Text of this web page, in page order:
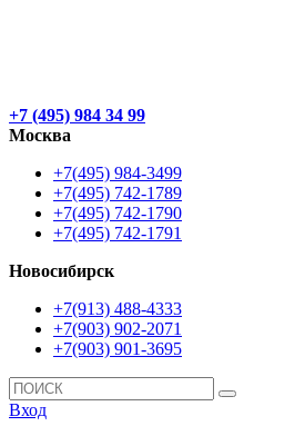
+7 (495) 984 34 99
Москва
+7(495) 984-3499
+7(495) 742-1789
+7(495) 742-1790
+7(495) 742-1791
Новосибирск
+7(913) 488-4333
+7(903) 902-2071
+7(903) 901-3695
Вход